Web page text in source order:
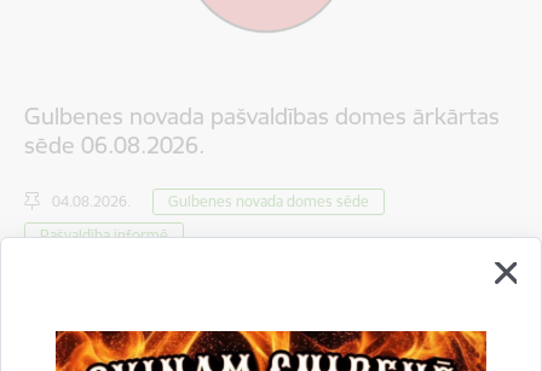
Gulbenes novada pašvaldības domes ārkārtas
sēde 06.08.2026.
04.08.2026.
Gulbenes novada domes sēde
Pašvaldība informē